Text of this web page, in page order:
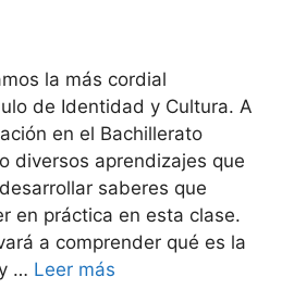
la más cordial
de Identidad y Cultura. A
en el Bachillerato
diversos aprendizajes que
saberes que
en práctica en esta clase.
a comprender qué es la
… Leer más